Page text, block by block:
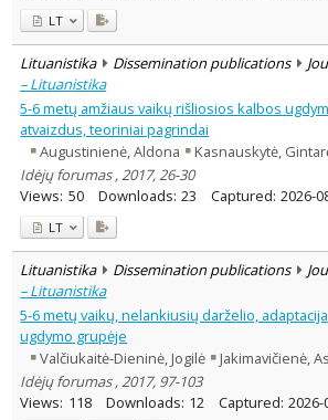
LT
Lituanistika Dissemination publications
– Lituanistika
5-6 metų amžiaus vaikų rišliosios kalbos
atvaizdus, teoriniai pagrindai
Augustinienė, Aldona
Kasnauskytė,
Idėjų forumas , 2017, 26-30
Views: 50 Downloads: 23 Captured: 2026-
LT
Lituanistika Dissemination publications
– Lituanistika
5-6 metų vaikų, nelankiusių darželio,
ugdymo grupėje
Valčiukaitė-Dieninė, Jogilė
Jakimavičienė,
Idėjų forumas , 2017, 97-103
Views: 118 Downloads: 12 Captured: 2026-